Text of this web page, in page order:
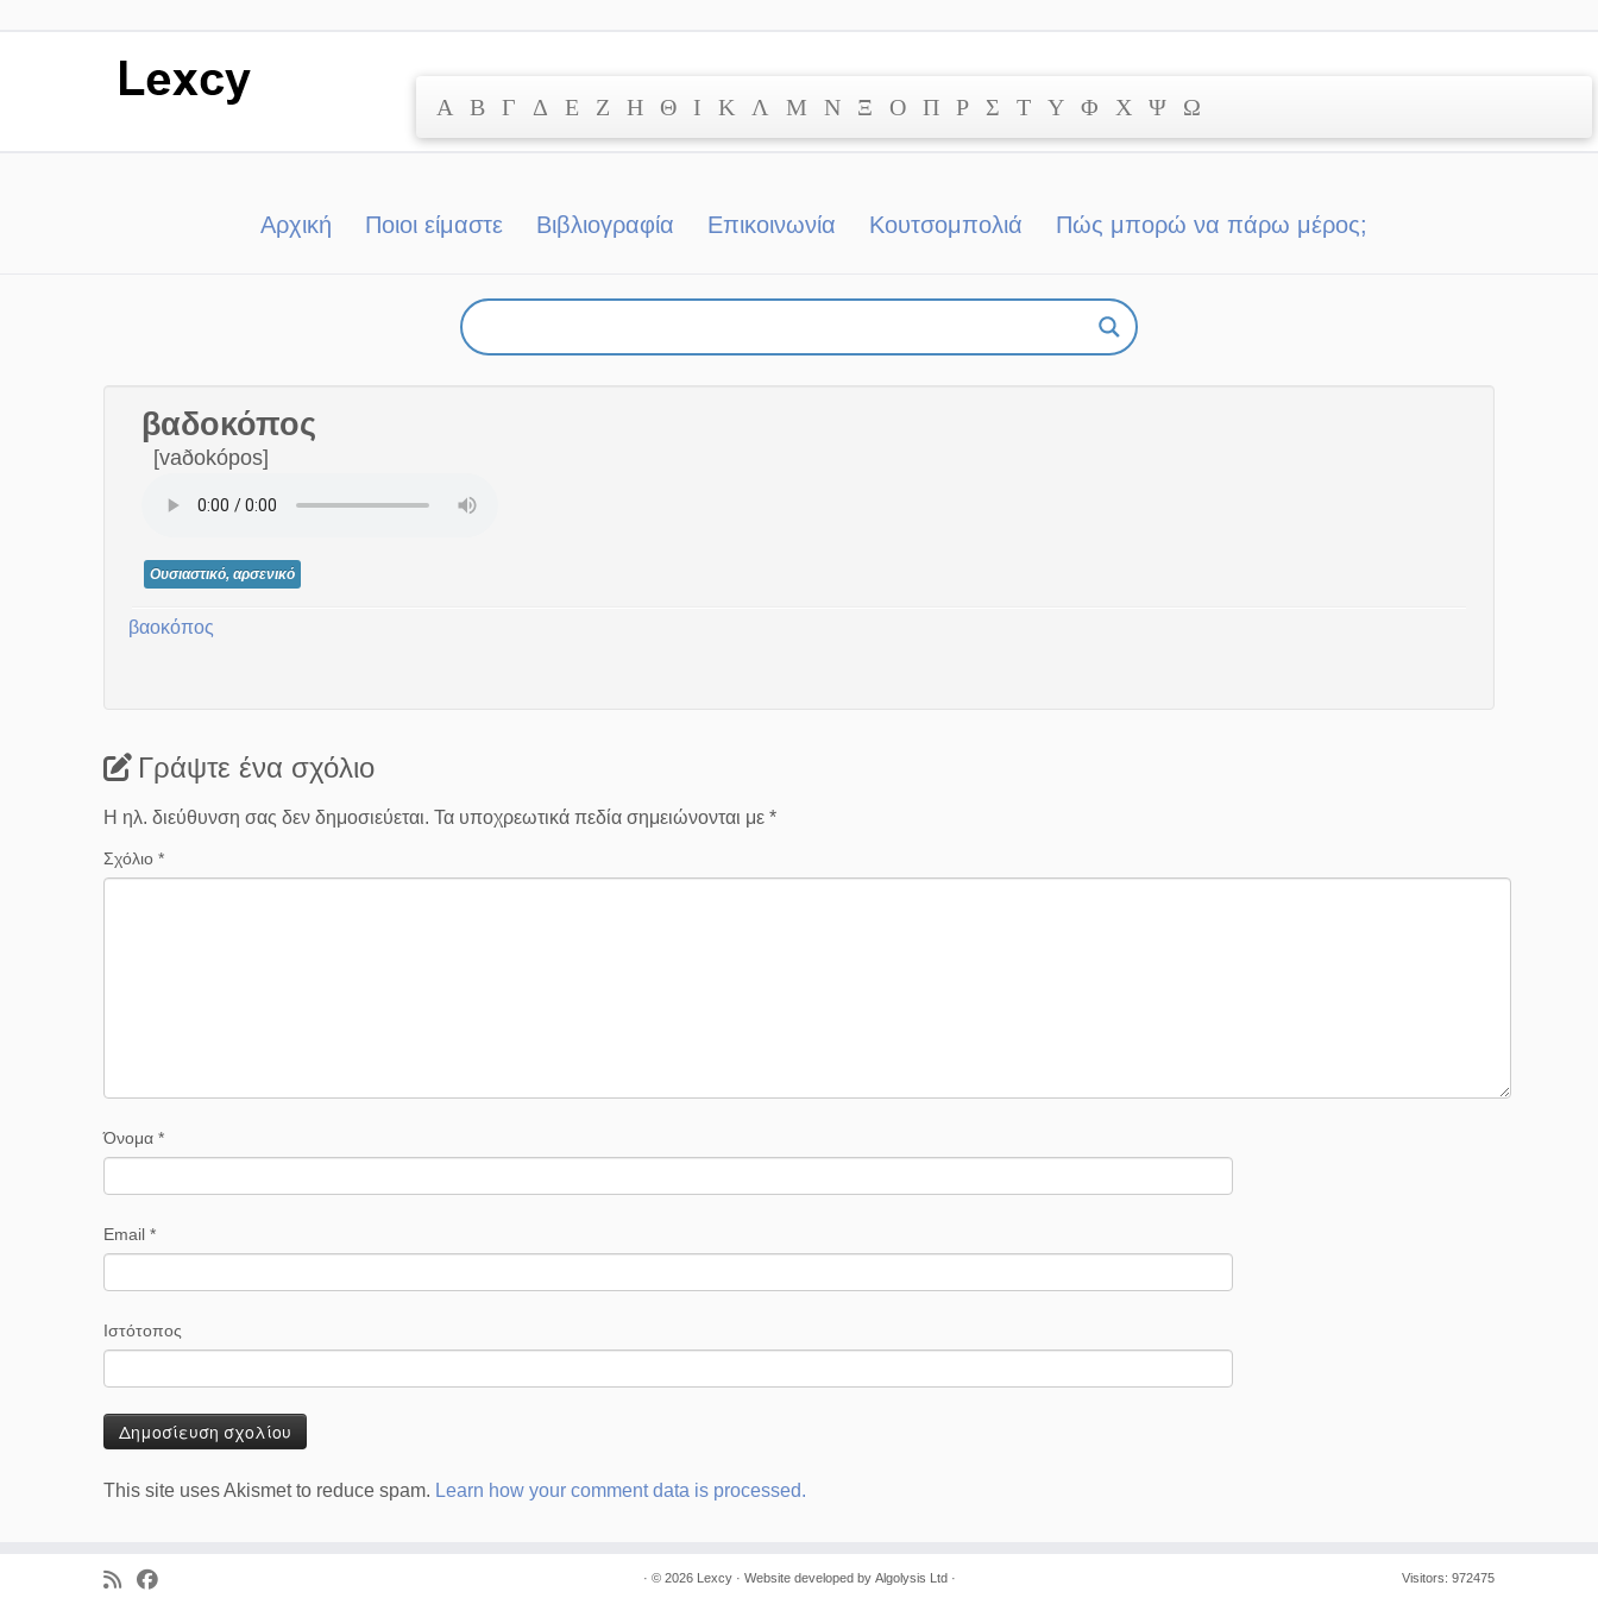
Α Β Γ Δ Ε Ζ Η Θ Ι Κ Λ Μ Ν Ξ Ο Π Ρ Σ Τ Υ Φ Χ Ψ Ω
Αρχική Ποιοι είμαστε Βιβλιογραφία Επικοινωνία Κουτσομπολιά Πώς μπορώ να πάρω μέρος;
βαδοκόπος
[vaðokópos]
Ουσιαστικό, αρσενικό
βαοκόπος
Γράψτε ένα σχόλιο
Η ηλ. διεύθυνση σας δεν δημοσιεύεται. Τα υποχρεωτικά πεδία σημειώνονται με *
Σχόλιο *
Όνομα *
Email *
Ιστότοπος
This site uses Akismet to reduce spam. Learn how your comment data is processed.
· © 2026 Lexcy· Website developed by Algolysis Ltd· Visitors: 972475